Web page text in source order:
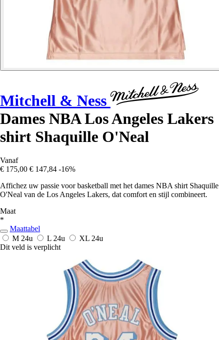
Mitchell & Ness
Dames NBA Los Angeles Lakers
shirt Shaquille O'Neal
Vanaf
€ 175,00 € 147,84 -16%
Affichez uw passie voor basketball met het dames NBA shirt Shaquille
O'Neal van de Los Angeles Lakers, dat comfort en stijl combineert.
Maat
*
Maattabel
M 24u L 24u XL 24u
Dit veld is verplicht